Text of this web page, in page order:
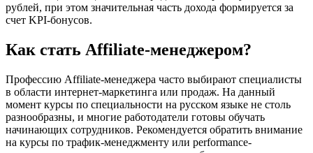
рублей, при этом значительная часть дохода формируется за
счет KPI-бонусов.
Как стать Affiliate-менеджером?
Профессию Affiliate-менеджера часто выбирают специалисты
в области интернет-маркетинга или продаж. На данный
момент курсы по специальности на русском языке не столь
разнообразны, и многие работодатели готовы обучать
начинающих сотрудников. Рекомендуется обратить внимание
на курсы по трафик-менеджменту или performance-